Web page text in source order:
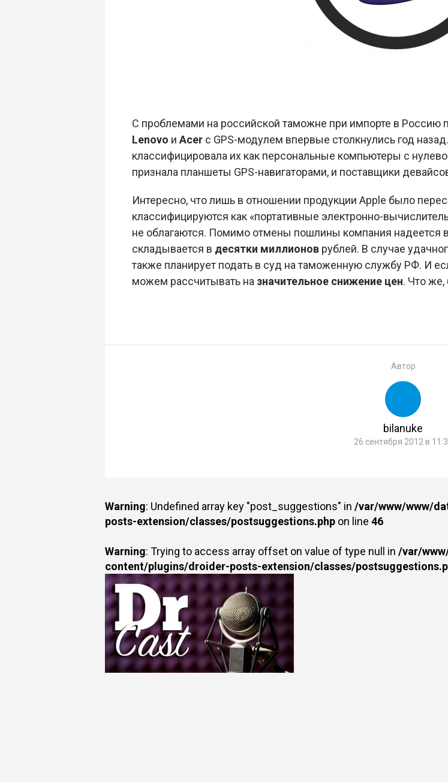
С проблемами на российской таможне при импорте в Россию
Lenovo и Acerс GPS-модулем впервые столкнулись год
классифицировала их как персональные компьютеры с
признала планшеты GPS-навигаторами, и поставщики
Интересно, что лишь в отношении продукции Apple было
классифицируются как «портативные электронно-
не облагаются. Помимо отмены пошлины компания надеется
складывается в десятки миллионоврублей. В случае
также планирует подать в суд на таможенную службу РФ. И
можем рассчитывать на значительное снижение цен. Что же,
Автор
bilanuke
26 сентября 2012 в
Warning: Undefined array key "post_suggestions" in /var/www/www/
posts-extension/classes/postsuggestions.phpon line 46
Warning: Trying to access array offset on value of type null in /var/
content/plugins/droider-posts-extension/classes/